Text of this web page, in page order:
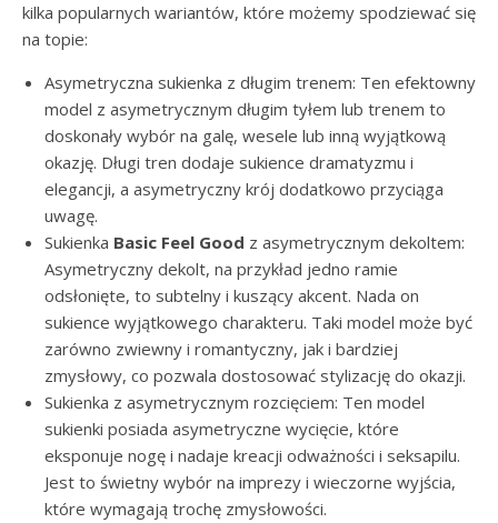
kilka popularnych wariantów, które możemy spodziewać się
na topie:
Asymetryczna sukienka z długim trenem: Ten efektowny
model z asymetrycznym długim tyłem lub trenem to
doskonały wybór na galę, wesele lub inną wyjątkową
okazję. Długi tren dodaje sukience dramatyzmu i
elegancji, a asymetryczny krój dodatkowo przyciąga
uwagę.
Sukienka Basic Feel Good z asymetrycznym dekoltem:
Asymetryczny dekolt, na przykład jedno ramie
odsłonięte, to subtelny i kuszący akcent. Nada on
sukience wyjątkowego charakteru. Taki model może być
zarówno zwiewny i romantyczny, jak i bardziej
zmysłowy, co pozwala dostosować stylizację do okazji.
Sukienka z asymetrycznym rozcięciem: Ten model
sukienki posiada asymetryczne wycięcie, które
eksponuje nogę i nadaje kreacji odważności i seksapilu.
Jest to świetny wybór na imprezy i wieczorne wyjścia,
które wymagają trochę zmysłowości.